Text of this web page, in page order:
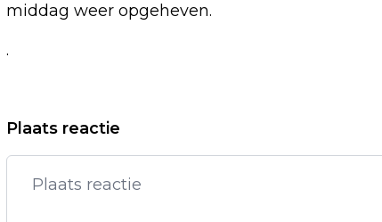
middag weer opgeheven.
.
Vorig artikel
BOEREN BIJ GRONINGEN AIRPORT EELDE
VERTROKKEN
Plaats reactie